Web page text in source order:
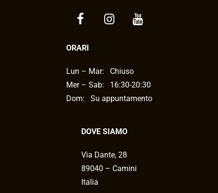
ORARI
Lun – Mar:
Chiuso
Mer – Sab:
16:30-20:30
Dom: Su appuntamento
DOVE SIAMO
Via Dante, 28
89040 – Camini
Italia